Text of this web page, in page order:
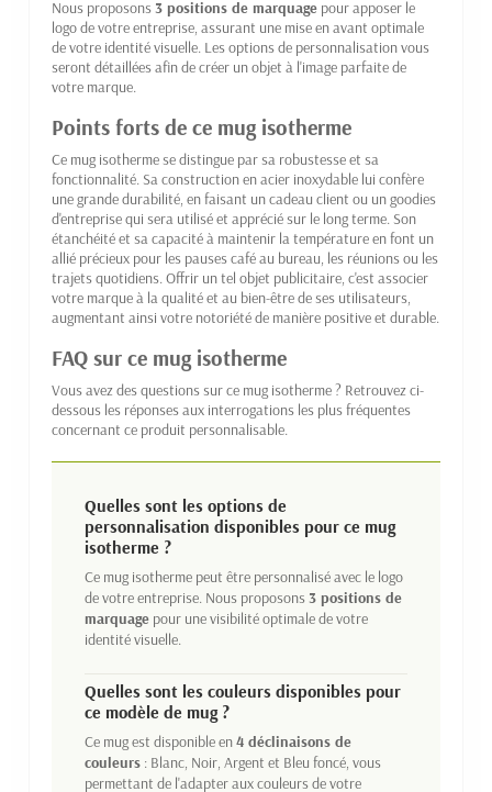
Nous proposons3 positions de marquage pour apposer le
logo de votre entreprise, assurant une mise en avant optimale
de votre identité visuelle. Les options de personnalisation vous
seront détaillées afin de créer un objet à l'image parfaite de
votre marque.
Points forts de ce mug isotherme
Ce mug isotherme se distingue par sa robustesse et sa
fonctionnalité. Sa construction en acier inoxydable lui confère
une grande durabilité, en faisant un cadeau client ou un goodies
d'entreprise qui sera utilisé et apprécié sur le long terme. Son
étanchéité et sa capacité à maintenir la température en font un
allié précieux pour les pauses café au bureau, les réunions ou les
trajets quotidiens. Offrir un tel objet publicitaire, c'est associer
votre marque à la qualité et au bien-être de ses utilisateurs,
augmentant ainsi votre notoriété de manière positive et durable.
FAQ sur ce mug isotherme
Vous avez des questions sur ce mug isotherme ? Retrouvez ci-
dessous les réponses aux interrogations les plus fréquentes
concernant ce produit personnalisable.
Quelles sont les options de
personnalisation disponibles pour ce mug
isotherme ?
Ce mug isotherme peut être personnalisé avec le logo
de votre entreprise. Nous proposons3 positions de
marquage pour une visibilité optimale de votre
identité visuelle.
Quelles sont les couleurs disponibles pour
ce modèle de mug ?
Ce mug est disponible en4 déclinaisons de
couleurs : Blanc, Noir, Argent et Bleu foncé, vous
permettant de l'adapter aux couleurs de votre